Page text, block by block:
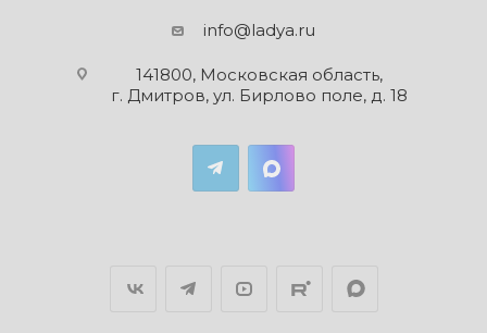
info@ladya.ru
141800, Московская область,
г. Дмитров, ул. Бирлово поле, д. 18